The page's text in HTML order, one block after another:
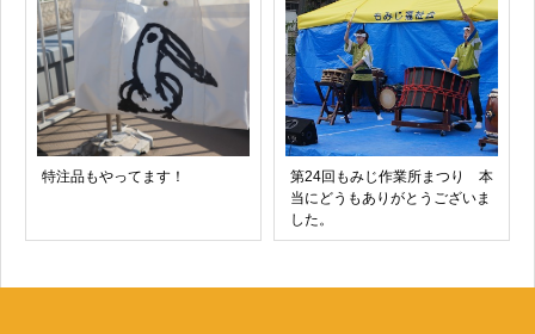
特注品もやってます！
第24回もみじ作業所まつり 本
当にどうもありがとうございま
した。